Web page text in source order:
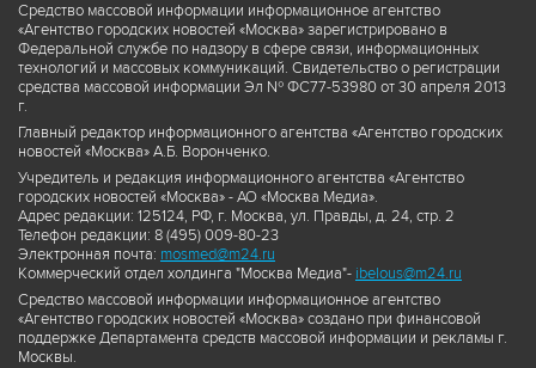
Средство массовой информации информационное агентство
«Агентство городских новостей «Москва» зарегистрировано в
Федеральной службе по надзору в сфере связи, информационных
технологий и массовых коммуникаций. Свидетельство о регистрации
средства массовой информации Эл № ФС77-53980 от 30 апреля 2013
г.
Главный редактор информационного агентства «Агентство городских
новостей «Москва» А.Б. Воронченко.
Учредитель и редакция информационного агентства «Агентство
городских новостей «Москва» - АО «Москва Медиа».
Адрес редакции: 125124, РФ, г. Москва, ул. Правды, д. 24, стр. 2
Телефон редакции: 8 (495) 009-80-23
Электронная почта: mosmed@m24.ru
Коммерческий отдел холдинга "Москва Медиа"- ibelous@m24.ru
Средство массовой информации информационное агентство
«Агентство городских новостей «Москва» создано при финансовой
поддержке Департамента средств массовой информации и рекламы г.
Москвы.